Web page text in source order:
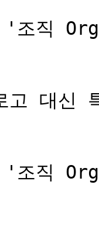
'조직
고 대신
'조직